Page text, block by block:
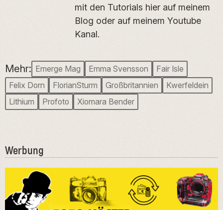
mit den Tutorials hier auf meinem
Blog oder auf meinem Youtube
Kanal.
Mehr: Emerge Mag Emma Svensson
Fair Isle
Felix Dorn
FlorianSturm Großbritannien
Kwerfeldein
Lithium
Profoto Xiomara Bender
Werbung